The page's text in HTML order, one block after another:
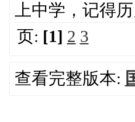
上中学，记得
页: [1] 2 3
查看完整版本: